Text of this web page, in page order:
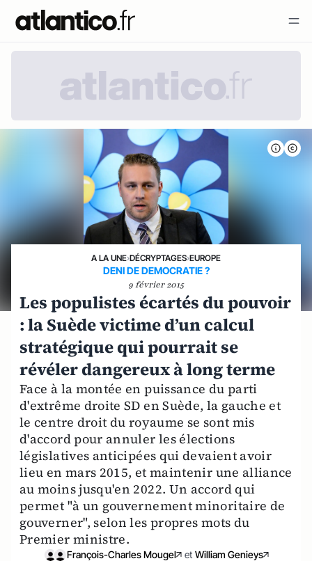
A LA UNE›DÉCRYPTAGES›EUROPE
DENI DE DEMOCRATIE ?
9 février 2015
Les populistes écartés du pouvoir
: la Suède victime d’un calcul
stratégique qui pourrait se
révéler dangereux à long terme
Face à la montée en puissance du parti
d'extrême droite SD en Suède, la gauche et
le centre droit du royaume se sont mis
d'accord pour annuler les élections
législatives anticipées qui devaient avoir
lieu en mars 2015, et maintenir une alliance
au moins jusqu'en 2022. Un accord qui
permet "à un gouvernement minoritaire de
gouverner", selon les propres mots du
Premier ministre.
François-Charles Mougel et William Genieys